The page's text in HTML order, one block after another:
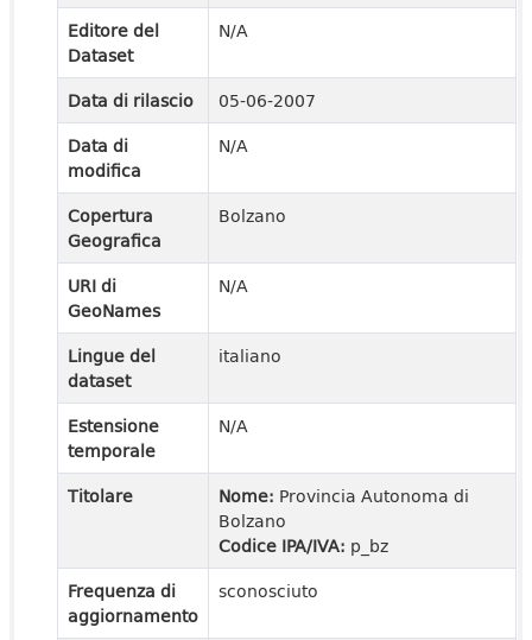
Editore del
Dataset
N/A
Data di rilascio
05-06-2007
Data di
modifica
N/A
Copertura
Geografica
Bolzano
URI di
GeoNames
N/A
Lingue del
dataset
italiano
Estensione
temporale
N/A
Titolare Nome: Provincia Autonoma di
Bolzano
Codice IPA/IVA: p_bz
Frequenza di
aggiornamento
sconosciuto